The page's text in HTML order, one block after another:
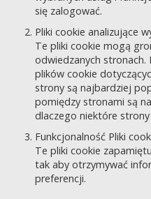
się zalogować.
Pliki cookie analizujące
Te pliki cookie mogą
odwiedzanych stronach.
plików cookie
strony są najbardziej
pomiędzy stronami są
dlaczego niektóre
Funkcjonalność Pliki
Te pliki cookie
tak aby otrzymywać
preferencji.